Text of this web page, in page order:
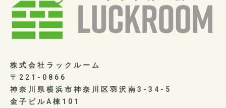
株式会社ラックルーム
〒221-0866
神奈川県横浜市神奈川区羽沢南3-34-5
金子ビルA棟101